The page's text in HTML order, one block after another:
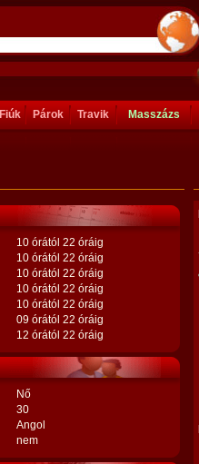
Fiúk Párok Travik Masszázs
10 órától 22 óráig
10 órától 22 óráig
10 órától 22 óráig
10 órától 22 óráig
10 órától 22 óráig
09 órától 22 óráig
12 órától 22 óráig
Nő
30
Angol
nem